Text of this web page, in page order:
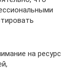
на ресурс